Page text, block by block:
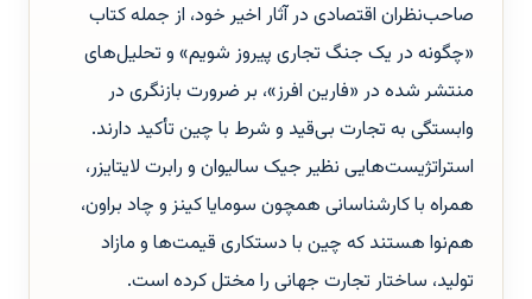
صاحب‌نظران اقتصادی در آثار اخیر خود، از جمله کتاب
«چگونه در یک جنگ تجاری پیروز شویم» و تحلیل‌های
منتشر شده در «فارین افرز»، بر ضرورت بازنگری در
وابستگی به تجارت بی‌قید و شرط با چین تأکید دارند.
استراتژیست‌هایی نظیر جیک سالیوان و رابرت لایتایزر،
همراه با کارشناسانی همچون سومایا کینز و چاد براون،
هم‌نوا هستند که چین با دستکاری قیمت‌ها و مازاد
تولید، ساختار تجارت جهانی را مختل کرده است.